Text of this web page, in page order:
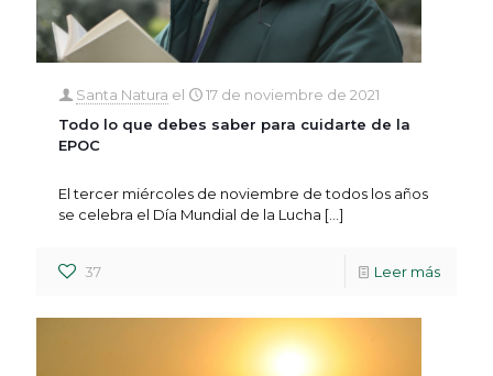
Santa Natura el
17 de noviembre de 2021
Todo lo que debes saber para cuidarte de la
EPOC
El tercer miércoles de noviembre de todos los años
se celebra el Día Mundial de la Lucha […]
37 Leer más